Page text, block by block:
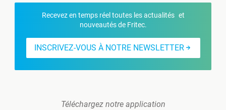
Recevez en temps réel toutes les actualités et
nouveautés de Fritec.
INSCRIVEZ-VOUS À NOTRE NEWSLETTER
Téléchargez notre application